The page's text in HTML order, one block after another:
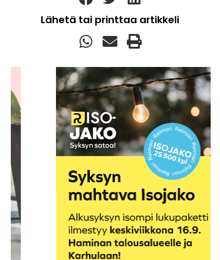
Lähetä tai printtaa artikkeli